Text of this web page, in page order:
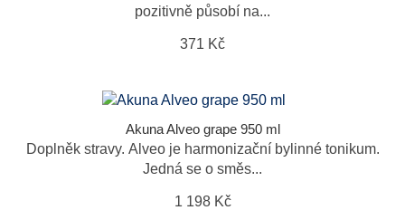
pozitivně působí na...
371 Kč
Akuna Alveo grape 950 ml
Doplněk stravy. Alveo je harmonizační bylinné tonikum.
Jedná se o směs...
1 198 Kč